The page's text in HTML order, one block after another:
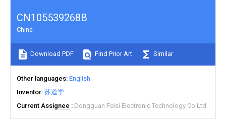
CN105539268B
China
Download PDF Find Prior Art Similar
Other languages English
Inventor 苏道学
Current Assignee
Dongguan Feisi Electronic Technology Co Ltd